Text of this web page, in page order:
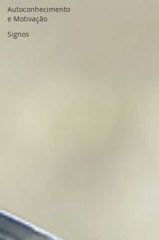
Autoconhecimento
e Motivação
Signos